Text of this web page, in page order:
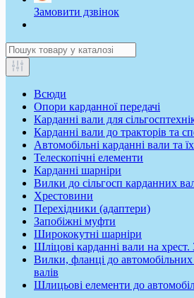
Замовити дзвінок
Всюди
Опори карданної передачі
Карданні вали для
Карданні вали до тракторів та
Автомобільні карданні вали та
Телескопічні елементи
Карданні шарніри
Вилки до сільгосп карданних
Хрестовини
Перехідники (адаптери)
Запобіжні муфти
Ширококутні шарніри
Шліцові карданні вали на хрест.
Вилки, фланці до
валів
Шлицьові елементи до